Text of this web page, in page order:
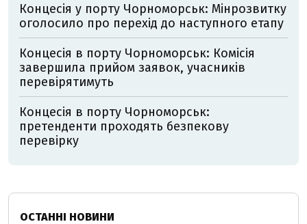
Концесія у порту Чорноморськ: Мінрозвитку
оголосило про перехід до наступного етапу
Концесія в порту Чорноморськ: Комісія
завершила прийом заявок, учасників
перевірятимуть
Концесія в порту Чорноморськ:
претенденти проходять безпекову
перевірку
ОСТАННІ НОВИНИ